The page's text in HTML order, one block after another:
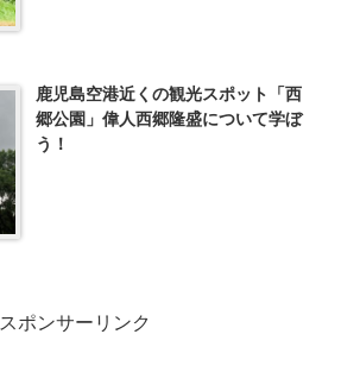
鹿児島空港近くの観光スポット「西
郷公園」偉人西郷隆盛について学ぼ
う！
スポンサーリンク